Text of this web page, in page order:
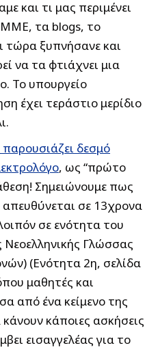
και τι μας περιμένει
τα blogs, το
τώρα ξυπνήσανε και
να τα φτιάχνει μια
Το υπουργείο
έχει τεράστιο μερίδιο
δεσμό
, ως “πρώτο
Σημειώνουμε πως
απευθύνεται σε 13χρονα
σε ενότητα του
Νεοελληνικής Γλώσσας
(Ενότητα 2η, σελίδα
μαθητές και
από ένα κείμενο της
κάποιες ασκήσεις
εισαγγελέας για το